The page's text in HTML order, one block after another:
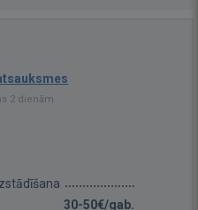
2 dienām
30-50€/gab.